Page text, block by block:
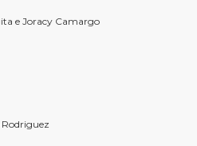
e Joracy Camargo
Rodriguez